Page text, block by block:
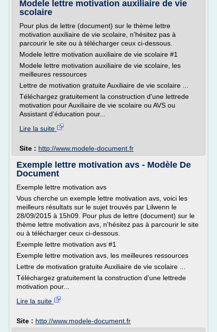
Modele lettre motivation auxiliaire de vie
scolaire
Pour plus de lettre (document) sur le thème lettre
motivation auxiliaire de vie scolaire, n'hésitez pas à
parcourir le site ou à télécharger ceux ci-dessous.
Modele lettre motivation auxiliaire de vie scolaire #1
Modele lettre motivation auxiliaire de vie scolaire, les
meilleures ressources
Lettre de motivation gratuite Auxiliaire de vie scolaire ...
Téléchargez gratuitement la construction d'une lettrede
motivation pour Auxiliaire de vie scolaire ou AVS ou
Assistant d'éducation pour...
Lire la suite
Site : http://www.modele-document.fr
Exemple lettre motivation avs - Modèle De
Document
Exemple lettre motivation avs
Vous cherche un exemple lettre motivation avs, voici les
meilleurs résultats sur le sujet trouvés par Lilwenn le
28/09/2015 à 15h09. Pour plus de lettre (document) sur le
thème lettre motivation avs, n'hésitez pas à parcourir le site
ou à télécharger ceux ci-dessous.
Exemple lettre motivation avs #1
Exemple lettre motivation avs, les meilleures ressources
Lettre de motivation gratuite Auxiliaire de vie scolaire ...
Téléchargez gratuitement la construction d'une lettrede
motivation pour...
Lire la suite
Site : http://www.modele-document.fr